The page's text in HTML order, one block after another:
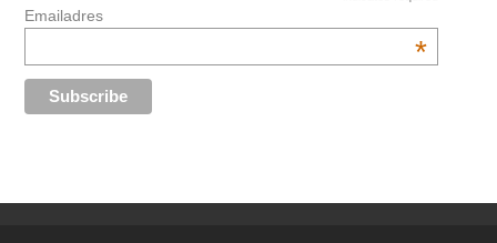
Emailadres
*